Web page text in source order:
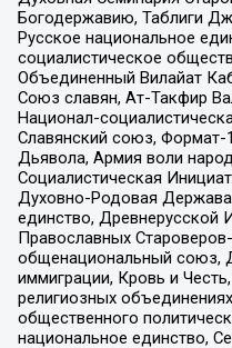
Богодержавию, Таблиги
Русское национальное
социалистическое
Объединенный Вилайат
Союз славян, Ат-Такфир
Национал-
Славянский союз,
Дьявола, Армия воли
Социалистическая
Духовно-Родовая Держава
единство, Древнерусской
Православных
общенациональный союз,
иммиграции, Кровь и
религиозных
общественного
национальное единство,